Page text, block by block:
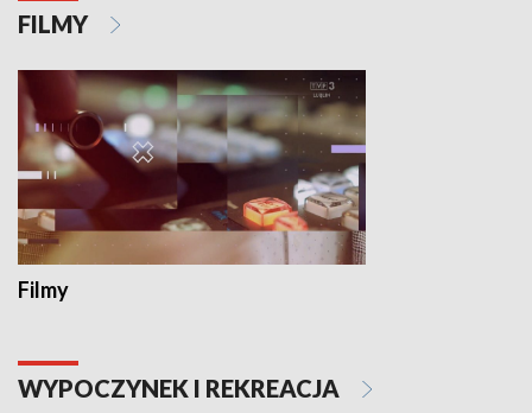
FILMY
Filmy
WYPOCZYNEK I REKREACJA